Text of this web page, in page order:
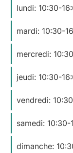
lundi: 10:30-
mardi: 10:30-
mercredi:
jeudi: 10:30-
vendredi:
samedi: 10:30-
dimanche: